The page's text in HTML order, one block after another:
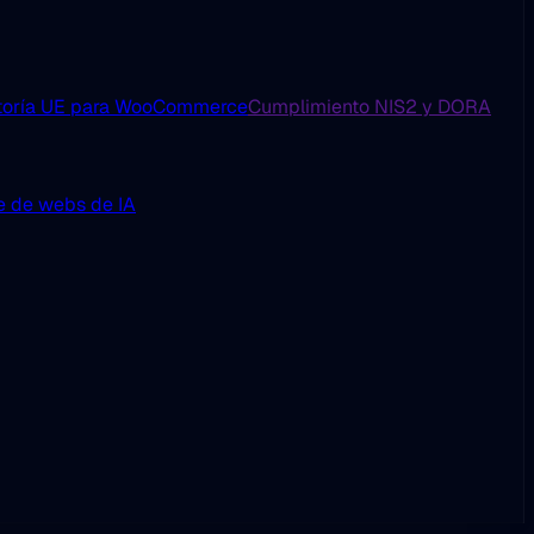
UE para WooCommerceCumplimiento NIS2 y DORA
de webs de IA